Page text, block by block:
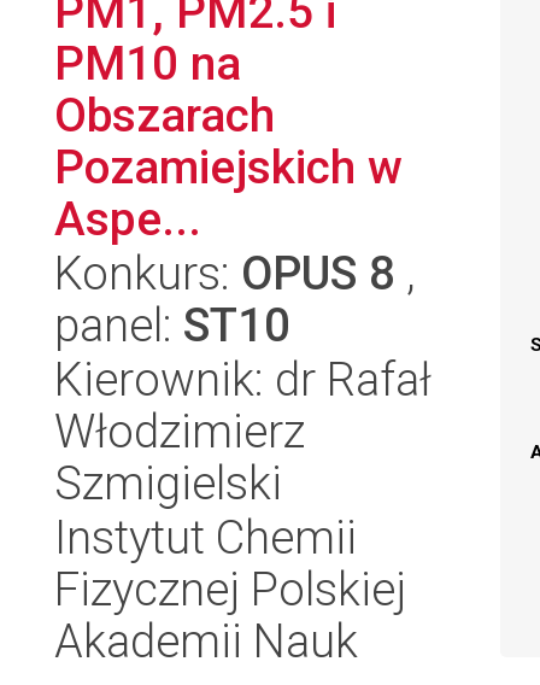
PM1, PM2.5 i
PM10 na
Obszarach
Pozamiejskich w
Aspe...
Konkurs: OPUS 8 ,
panel: ST10
Kierownik: dr Rafał
Włodzimierz
Szmigielski
Instytut Chemii
Fizycznej Polskiej
Akademii Nauk